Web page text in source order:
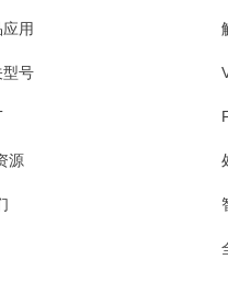
用
号
源